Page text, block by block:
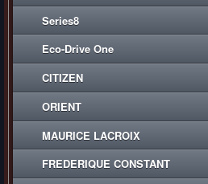
Series8
Eco-Drive One
CITIZEN
ORIENT
MAURICE LACROIX
FREDERIQUE CONSTANT